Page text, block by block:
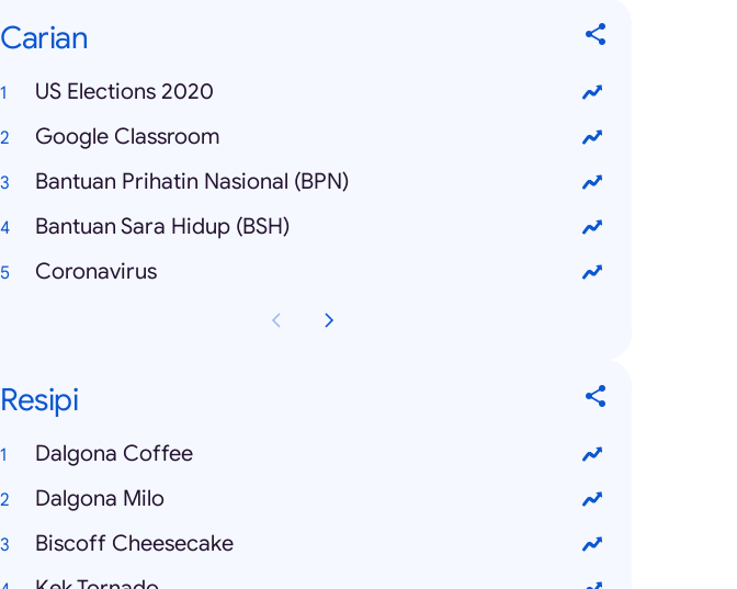
Carian
US Elections 2020
Google Classroom
Bantuan Prihatin Nasional (BPN)
Bantuan Sara Hidup (BSH)
Coronavirus
Resipi
Dalgona Coffee
Dalgona Milo
Biscoff Cheesecake